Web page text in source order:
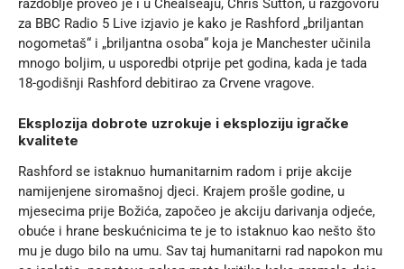
za BBC Radio 5 Live izjavio je kako je Rashford „briljantan
nogometaš“ i „briljantna osoba“ koja je Manchester učinila
mnogo boljim, u usporedbi otprije pet godina, kada je tada
18-godišnji Rashford debitirao za Crvene vragove.
Eksplozija dobrote uzrokuje i eksploziju igračke
kvalitete
Rashford se istaknuo humanitarnim radom i prije akcije
namijenjene siromašnoj djeci. Krajem prošle godine, u
mjesecima prije Božića, započeo je akciju darivanja odjeće,
obuće i hrane beskućnicima te je to istaknuo kao nešto što
mu je dugo bilo na umu. Sav taj humanitarni rad napokon mu